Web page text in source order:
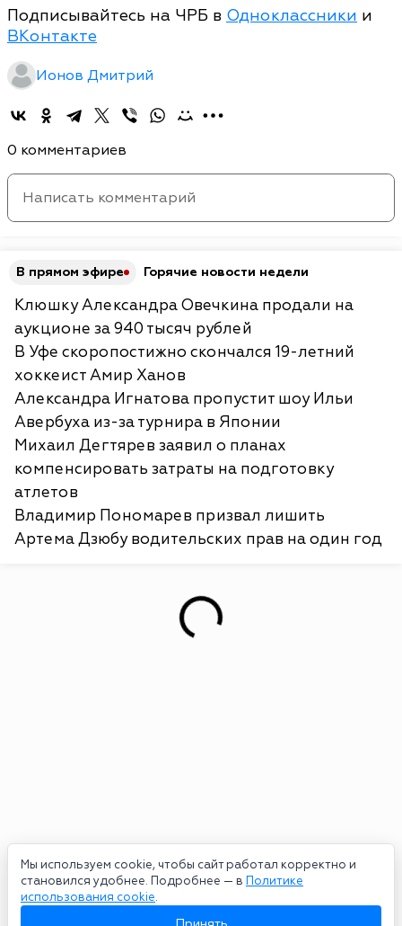
Мы используем cookie, чтобы сайт работал корректно и
становился удобнее. Подробнее — в Политике
использования cookie.
Подписывайтесь на ЧРБ в Одноклассники и
ВКонтакте
Ионов Дмитрий
0 комментариев
В прямом эфире Горячие новости недели
Клюшку Александра Овечкина продали на
аукционе за 940 тысяч рублей
В Уфе скоропостижно скончался 19-летний
хоккеист Амир Ханов
Александра Игнатова пропустит шоу Ильи
Авербуха из-за турнира в Японии
Михаил Дегтярев заявил о планах
компенсировать затраты на подготовку
атлетов
Владимир Пономарев призвал лишить
Артема Дзюбу водительских прав на один год